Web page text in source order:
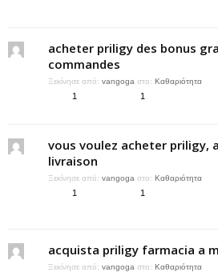
acheter priligy des bonus
commandes
Ξεκίνησε από: vangoga στο: Καθαριότητα
1 1
vous voulez acheter priligy,
livraison
Ξεκίνησε από: vangoga στο: Καθαριότητα
1 1
acquista priligy farmacia a
Ξεκίνησε από: vangoga στο: Καθαριότητα